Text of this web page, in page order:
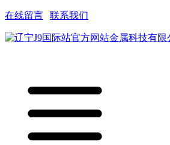
在线留言 联系我们